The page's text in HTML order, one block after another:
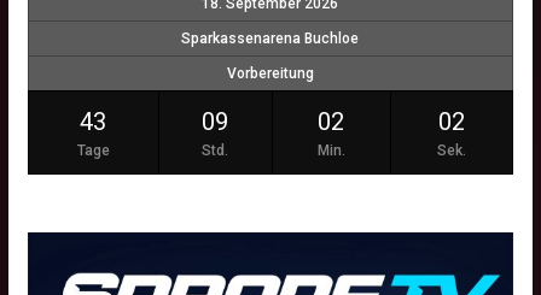
18. September 2026
Sparkassenarena Buchloe
Vorbereitung
43
Tage
09
Std.
02
Min.
02
Sek.